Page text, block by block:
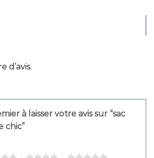
d’avis.
à laisser votre avis sur “sac
chic”